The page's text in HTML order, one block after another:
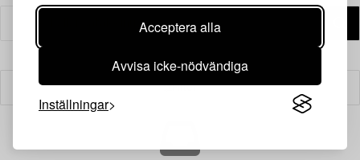
Acceptera alla
Avvisa icke-nödvändiga
Inställningar
Filter